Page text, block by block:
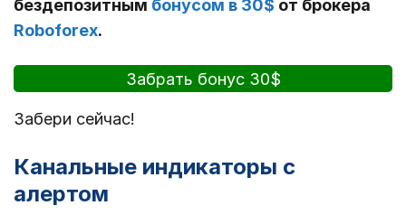
бездепозитным бонусом в 30$ от брокера
Roboforex.
Забрать бонус 30$
Забери сейчас!
Канальные индикаторы с
алертом